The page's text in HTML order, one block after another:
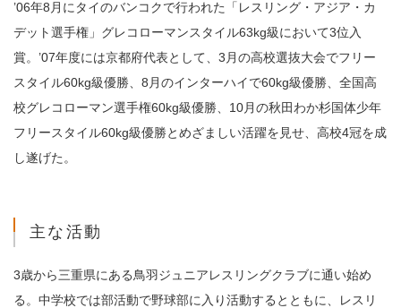
’06年8月にタイのバンコクで行われた「レスリング・アジア・カ
デット選手権」グレコローマンスタイル63kg級において3位入
賞。’07年度には京都府代表として、3月の高校選抜大会でフリー
スタイル60kg級優勝、8月のインターハイで60kg級優勝、全国高
校グレコローマン選手権60kg級優勝、10月の秋田わか杉国体少年
フリースタイル60kg級優勝とめざましい活躍を見せ、高校4冠を成
し遂げた。
主な活動
3歳から三重県にある鳥羽ジュニアレスリングクラブに通い始め
る。中学校では部活動で野球部に入り活動するとともに、レスリ